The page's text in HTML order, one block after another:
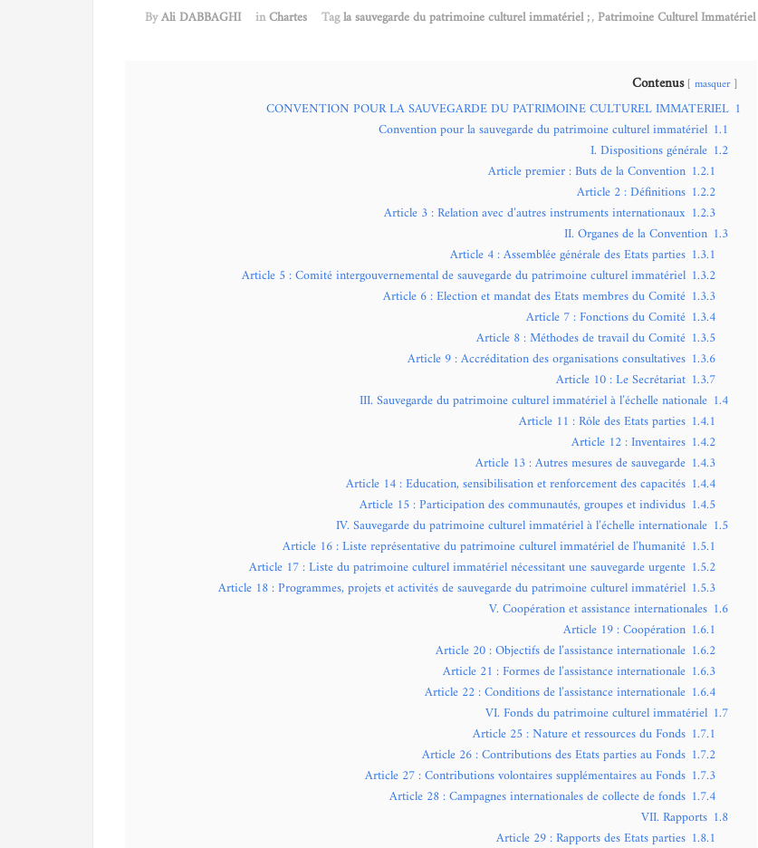
ByAli DABBAGHI inChartes Tagla sauvegarde du patrimoine culturel immatériel ;,Patrimoine Culturel Immatériel
Contenus masquer
1
CONVENTION POUR LA SAUVEGARDE DU PATRIMOINE CULTUREL IMMATERIEL
1.1
Convention pour la sauvegarde du patrimoine culturel immatériel
1.2
I. Dispositions générale
1.2.1
Article premier : Buts de la Convention
1.2.2
Article 2 : Définitions
1.2.3
Article 3 : Relation avec d’autres instruments internationaux
1.3
II. Organes de la Convention
1.3.1
Article 4 : Assemblée générale des Etats parties
1.3.2
Article 5 : Comité intergouvernemental de sauvegarde du patrimoine culturel immatériel
1.3.3
Article 6 : Election et mandat des Etats membres du Comité
1.3.4
Article 7 : Fonctions du Comité
1.3.5
Article 8 : Méthodes de travail du Comité
1.3.6
Article 9 : Accréditation des organisations consultatives
1.3.7
Article 10 : Le Secrétariat
1.4
III. Sauvegarde du patrimoine culturel immatériel à l’échelle nationale
1.4.1
Article 11 : Rôle des Etats parties
1.4.2
Article 12 : Inventaires
1.4.3
Article 13 : Autres mesures de sauvegarde
1.4.4
Article 14 : Education, sensibilisation et renforcement des capacités
1.4.5
Article 15 : Participation des communautés, groupes et individus
1.5
IV. Sauvegarde du patrimoine culturel immatériel à l’échelle internationale
1.5.1
Article 16 : Liste représentative du patrimoine culturel immatériel de l’humanité
1.5.2
Article 17 : Liste du patrimoine culturel immatériel nécessitant une sauvegarde urgente
1.5.3
Article 18 : Programmes, projets et activités de sauvegarde du patrimoine culturel immatériel
1.6
V. Coopération et assistance internationales
1.6.1
Article 19 : Coopération
1.6.2
Article 20 : Objectifs de l’assistance internationale
1.6.3
Article 21 : Formes de l’assistance internationale
1.6.4
Article 22 : Conditions de l’assistance internationale
1.7
VI. Fonds du patrimoine culturel immatériel
1.7.1
Article 25 : Nature et ressources du Fonds
1.7.2
Article 26 : Contributions des Etats parties au Fonds
1.7.3
Article 27 : Contributions volontaires supplémentaires au Fonds
1.7.4
Article 28 : Campagnes internationales de collecte de fonds
1.8
VII. Rapports
1.8.1
Article 29 : Rapports des Etats parties